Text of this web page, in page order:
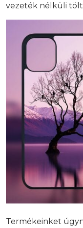
vezeték nélküli
Termékeinket